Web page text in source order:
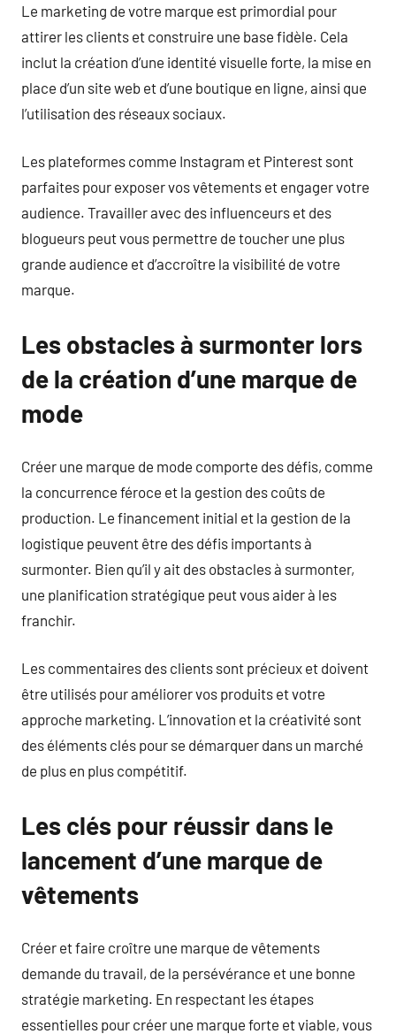
Le marketing de votre marque est primordial pour
attirer les clients et construire une base fidèle. Cela
inclut la création d’une identité visuelle forte, la mise en
place d’un site web et d’une boutique en ligne, ainsi que
l’utilisation des réseaux sociaux.
Les plateformes comme Instagram et Pinterest sont
parfaites pour exposer vos vêtements et engager votre
audience. Travailler avec des influenceurs et des
blogueurs peut vous permettre de toucher une plus
grande audience et d’accroître la visibilité de votre
marque.
Les obstacles à surmonter lors
de la création d’une marque de
mode
Créer une marque de mode comporte des défis, comme
la concurrence féroce et la gestion des coûts de
production. Le financement initial et la gestion de la
logistique peuvent être des défis importants à
surmonter. Bien qu’il y ait des obstacles à surmonter,
une planification stratégique peut vous aider à les
franchir.
Les commentaires des clients sont précieux et doivent
être utilisés pour améliorer vos produits et votre
approche marketing. L’innovation et la créativité sont
des éléments clés pour se démarquer dans un marché
de plus en plus compétitif.
Les clés pour réussir dans le
lancement d’une marque de
vêtements
Créer et faire croître une marque de vêtements
demande du travail, de la persévérance et une bonne
stratégie marketing. En respectant les étapes
essentielles pour créer une marque forte et viable, vous